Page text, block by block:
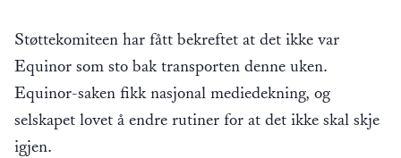
Støttekomiteen har fått bekreftet at det ikke var
Equinor som sto bak transporten denne uken.
Equinor-saken fikk nasjonal mediedekning, og
selskapet lovet å endre rutiner for at det ikke skal skje
igjen.